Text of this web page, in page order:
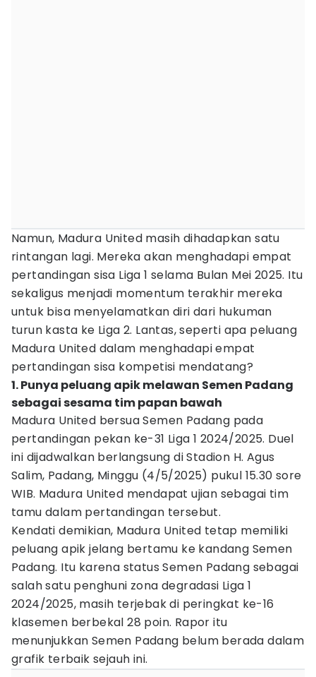
Namun, Madura United masih dihadapkan satu
rintangan lagi. Mereka akan menghadapi empat
pertandingan sisa Liga 1 selama Bulan Mei 2025. Itu
sekaligus menjadi momentum terakhir mereka
untuk bisa menyelamatkan diri dari hukuman
turun kasta ke Liga 2. Lantas, seperti apa peluang
Madura United dalam menghadapi empat
pertandingan sisa kompetisi mendatang?
1. Punya peluang apik melawan Semen Padang
sebagai sesama tim papan bawah
Madura United bersua Semen Padang pada
pertandingan pekan ke-31 Liga 1 2024/2025. Duel
ini dijadwalkan berlangsung di Stadion H. Agus
Salim, Padang, Minggu (4/5/2025) pukul 15.30 sore
WIB. Madura United mendapat ujian sebagai tim
tamu dalam pertandingan tersebut.
Kendati demikian, Madura United tetap memiliki
peluang apik jelang bertamu ke kandang Semen
Padang. Itu karena status Semen Padang sebagai
salah satu penghuni zona degradasi Liga 1
2024/2025, masih terjebak di peringkat ke-16
klasemen berbekal 28 poin. Rapor itu
menunjukkan Semen Padang belum berada dalam
grafik terbaik sejauh ini.